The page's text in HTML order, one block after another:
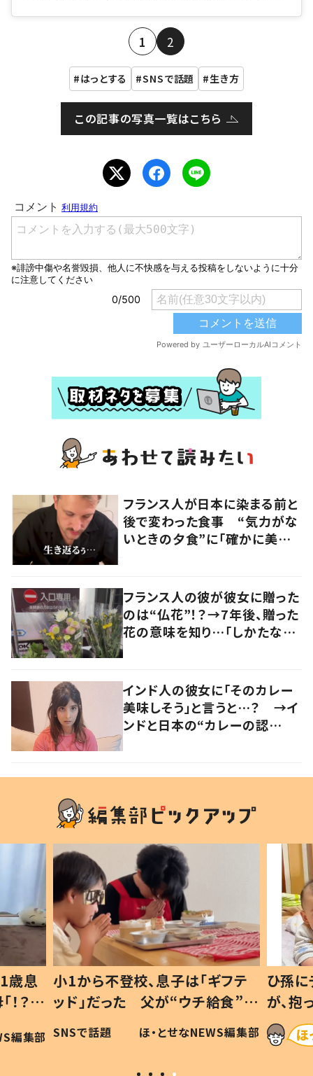
1 2
はっとする SNSで話題 生き方
この記事の写真一覧はこちら
フランス人が日本に染まる前と
後で変わった食事 “気力がな
いときの夕食”に「確かに美味
フランス人の彼が彼女に贈った
のは“仏花”！？→7年後、贈った
花の意味を知り…「しかたな
インド人の彼女に「そのカレー
美味しそう」と言うと…？ →イ
ンドと日本の“カレーの認
歳息
？」
編集部
小1から不登校、息子は「ギフテ
ッド」だった 父が“ウチ給食”を
作り続ける理由とは #令和の親
#令和の子
SNSで話題 ほ・とせなNEWS編集部
ひ孫
が、
「涙が
い」